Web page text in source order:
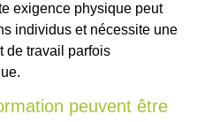
exigence physique peut
individus et nécessite une
de travail parfois
peuvent être